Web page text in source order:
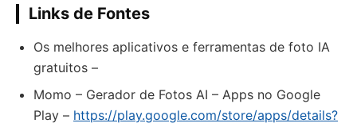
Links de Fontes
Os melhores aplicativos e ferramentas de foto IA
gratuitos –
Momo – Gerador de Fotos AI – Apps no Google
Play – https://play.google.com/store/apps/details?